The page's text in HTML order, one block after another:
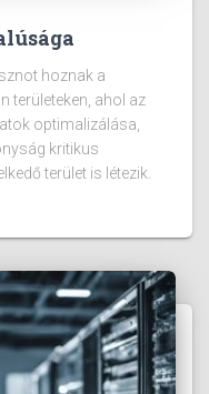
hoznak a
területeken, ahol az
optimalizálása,
kritikus
terület is létezik.